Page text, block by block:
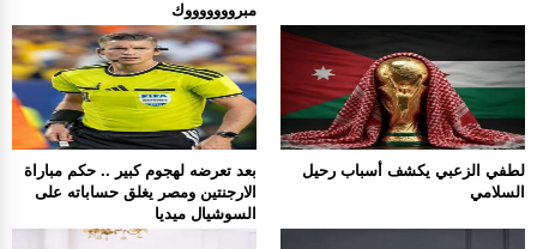
مبروووووووك
بعد تعرضه لهجوم كبير .. حكم مباراة
الارجنتين ومصر يغلق حساباته على
السوشيال ميديا
لطفي الزعبي يكشف أسباب رحيل
السلامي